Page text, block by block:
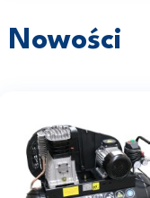
Nowości